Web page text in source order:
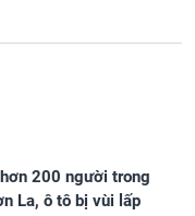
200 người trong
La, ô tô bị vùi lấp